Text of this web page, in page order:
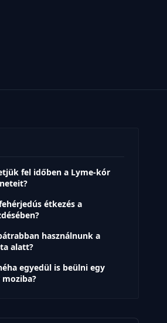
fel időben a Lyme-kór
étkezés a
használnunk a
alatt?
egyedül is beülni egy